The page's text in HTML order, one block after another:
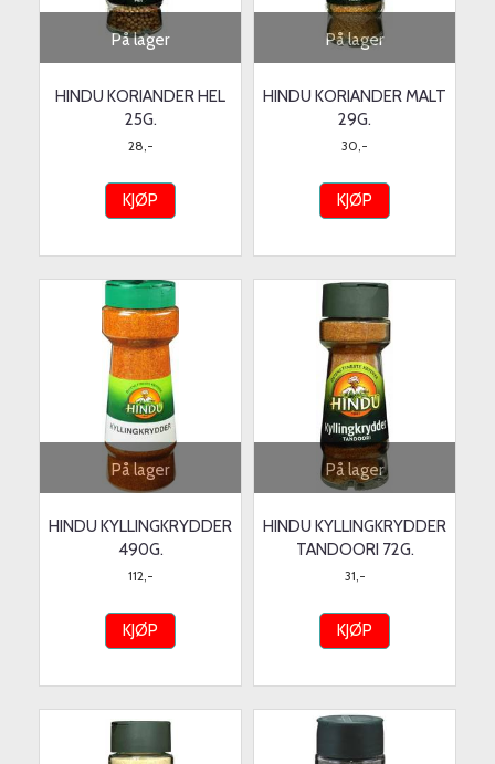
På lager
HINDU KORIANDER HEL
25G.
28,-
KJØP
På lager
HINDU KORIANDER MALT
29G.
30,-
KJØP
På lager
HINDU KYLLINGKRYDDER
490G.
112,-
KJØP
På lager
HINDU KYLLINGKRYDDER
TANDOORI 72G.
31,-
KJØP